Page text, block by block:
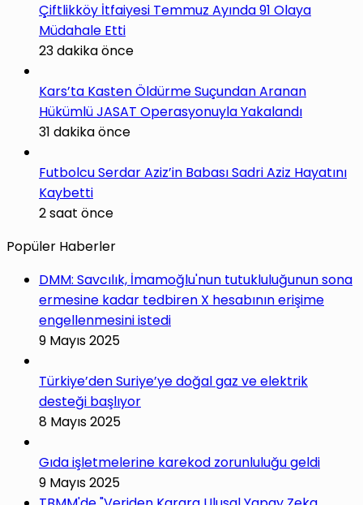
Çiftlikköy İtfaiyesi Temmuz Ayında 91 Olaya
Müdahale Etti
23 dakika önce
Kars’ta Kasten Öldürme Suçundan Aranan
Hükümlü JASAT Operasyonuyla Yakalandı
31 dakika önce
Futbolcu Serdar Aziz’in Babası Sadri Aziz Hayatını
Kaybetti
2 saat önce
Popüler Haberler
DMM: Savcılık, İmamoğlu'nun tutukluluğunun sona
ermesine kadar tedbiren X hesabının erişime
engellenmesini istedi
9 Mayıs 2025
Türkiye’den Suriye’ye doğal gaz ve elektrik
desteği başlıyor
8 Mayıs 2025
Gıda işletmelerine karekod zorunluluğu geldi
9 Mayıs 2025